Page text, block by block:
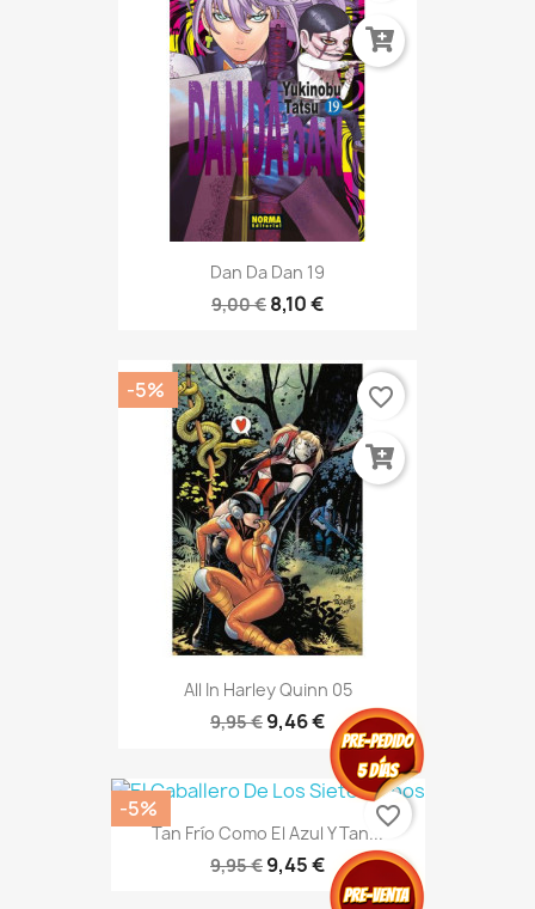
Dan Da Dan 19
9,00 € 8,10 €
All In Harley Quinn 05
9,95 € 9,46 €
-5% favorite_border
Tan Frío Como El Azul Y Tan...
9,95 € 9,45 €
-5% favorite_border